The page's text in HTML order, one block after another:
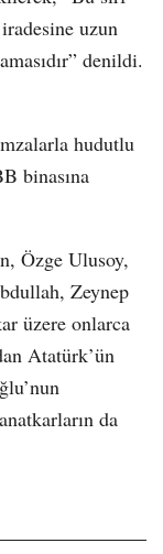
uzun
denildi.
hudutlu
binasına
Özge Ulusoy,
Zeynep
üzere onlarca
Atatürk’ün
da